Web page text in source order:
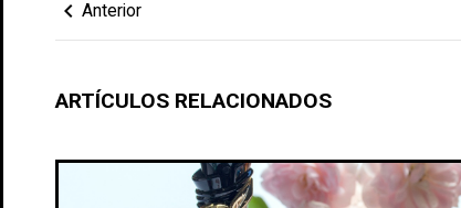
chevron_left Anterior
ARTÍCULOS RELACIONADOS